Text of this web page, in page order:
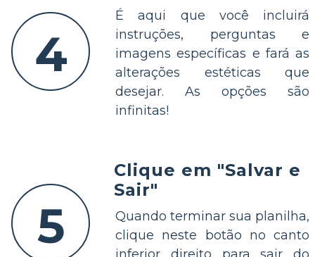
4
É aqui que você incluirá
instruções, perguntas e
imagens específicas e fará as
alterações estéticas que
desejar. As opções são
infinitas!
5
Clique em "Salvar e
Sair"
Quando terminar sua planilha,
clique neste botão no canto